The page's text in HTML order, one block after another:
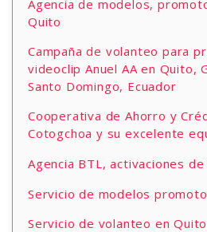
Agencia de modelos,
Quito
Campaña de volanteo para
videoclip Anuel AA en Quito,
Santo Domingo, Ecuador
Cooperativa de Ahorro y
Cotogchoa y su excelente
Agencia BTL, activaciones
Servicio de modelos
Servicio de volanteo en